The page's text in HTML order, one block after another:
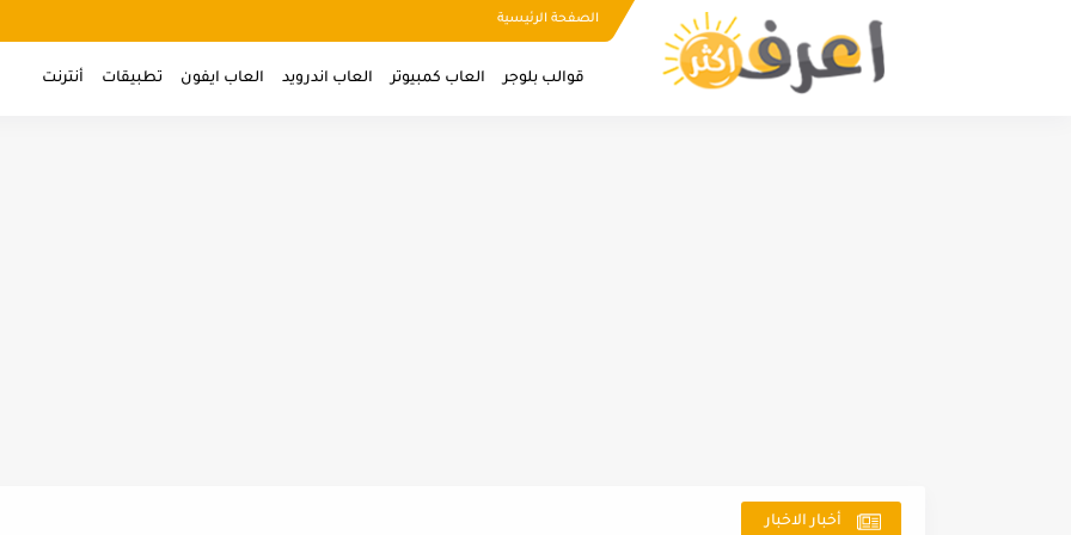
الصفحة الرئيسية
قوالب بلوجر العاب كمبيوتر العاب اندرويد العاب ايفون تطبيقات أنترنت
أخبار الاخبار